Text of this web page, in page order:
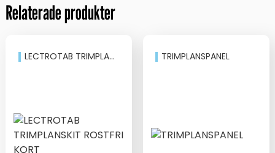
Relaterade produkter
LECTROTAB TRIMPLANSKIT ROSTFRI KORT TRIMPLANSPANEL